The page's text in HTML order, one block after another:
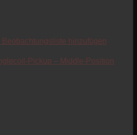
Beobachtungsliste hinzufügen
Pickup – Middle-Position